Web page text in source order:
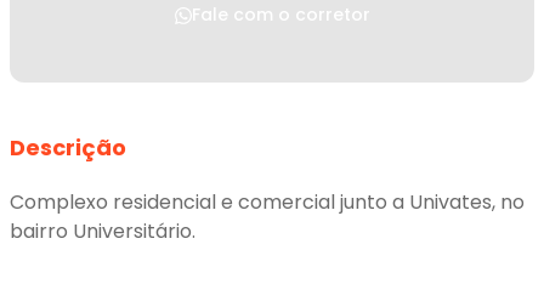
Fale com o corretor
Descrição
Complexo residencial e comercial junto a Univates, no
bairro Universitário.